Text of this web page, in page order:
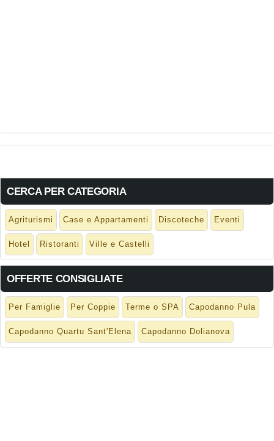
CERCA PER CATEGORIA
Agriturismi Case e Appartamenti Discoteche Eventi
Hotel Ristoranti Ville e Castelli
OFFERTE CONSIGLIATE
Per Famiglie Per Coppie Terme o SPA Capodanno Pula
Capodanno Quartu Sant'Elena Capodanno Dolianova